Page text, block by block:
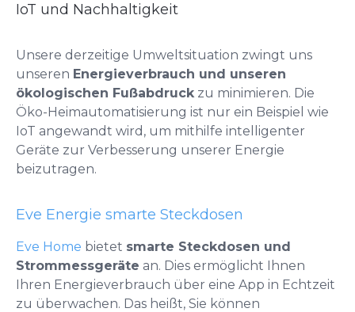
IoT und Nachhaltigkeit
Unsere derzeitige Umweltsituation zwingt uns
unseren Energieverbrauch und unseren
ökologischen Fußabdruckzu minimieren. Die
Öko-Heimautomatisierung ist nur ein Beispiel wie
IoT angewandt wird, um mithilfe intelligenter
Geräte zur Verbesserung unserer Energie
beizutragen.
Eve Energie smarte Steckdosen
Eve Home bietet smarte Steckdosen und
Strommessgeräte an. Dies ermöglicht Ihnen
Ihren Energieverbrauch über eine App in Echtzeit
zu überwachen. Das heißt, Sie können